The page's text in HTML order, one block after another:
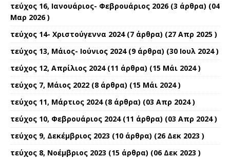
τεύχος 16, Ιανουάριος- Φεβρουάριος 2026(3 άρθρα) (04
Μαρ 2026 )
τεύχος 14- Χριστούγεννα 2024(7 άρθρα) (27 Απρ 2025 )
τεύχος 13, Μάιος- Ιούνιος 2024(9 άρθρα) (30 Ιουλ 2024 )
τεύχος 12, Απρίλιος 2024(11 άρθρα) (15 Μάι 2024 )
τεύχος 7, Μάιος 2022 (8 άρθρα) (15 Μάι 2024 )
τεύχος 11, Μάρτιος 2024(8 άρθρα) (03 Απρ 2024 )
τεύχος 10, Φεβρουάριος 2024(11 άρθρα) (03 Απρ 2024 )
τεύχος 9, Δεκέμβριος 2023 (10 άρθρα) (26 Δεκ 2023 )
τεύχος 8, Νοέμβριος 2023 (15 άρθρα) (06 Δεκ 2023 )